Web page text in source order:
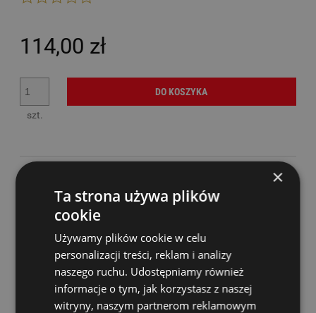
114,00 zł
szt.
DO KOSZYKA
Kod produktu:
27296
Dostępność:
2
zapytaj o produkt
poleć znajomemu
dodaj opinię
dodaj do przechowalni
×
Ta strona używa plików
cookie
Używamy plików cookie w celu
personalizacji treści, reklam i analizy
naszego ruchu. Udostępniamy również
informacje o tym, jak korzystasz z naszej
witryny, naszym partnerom reklamowym